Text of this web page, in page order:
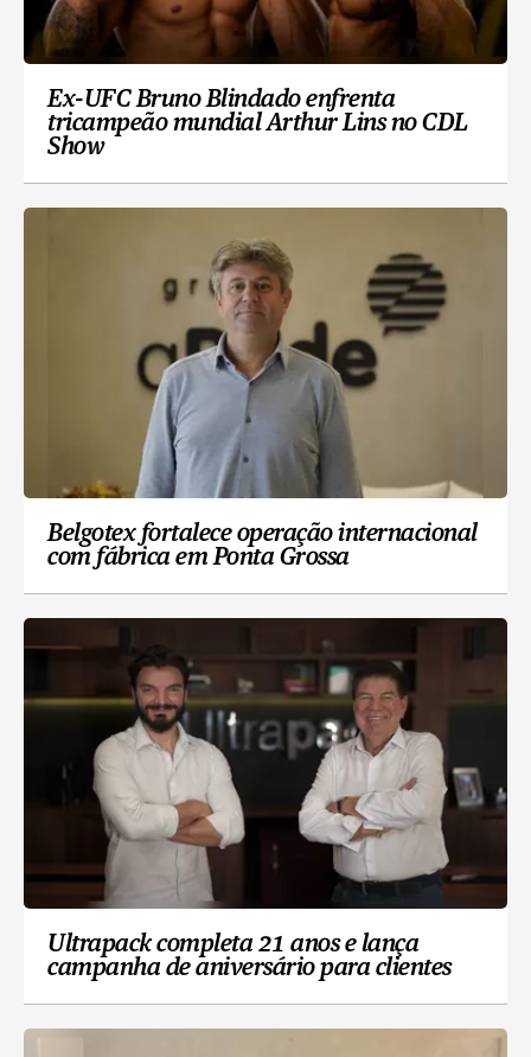
Ex-UFC Bruno Blindado enfrenta
tricampeão mundial Arthur Lins no CDL
Show
Belgotex fortalece operação internacional
com fábrica em Ponta Grossa
Ultrapack completa 21 anos e lança
campanha de aniversário para clientes